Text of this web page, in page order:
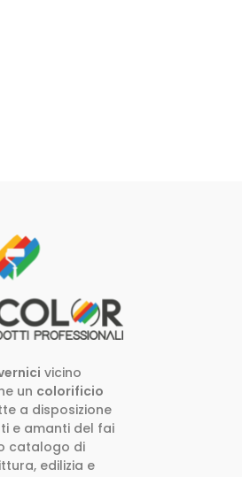
vicino
un colorificio
a disposizione
e amanti del fai
catalogo di
edilizia e